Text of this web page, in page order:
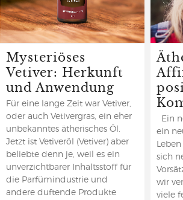
Mysteriöses
Vetiver: Herkunft
und Anwendung
Für eine lange Zeit war Vetiver,
oder auch Vetivergras, ein eher
unbekanntes ätherisches Öl.
Jetzt ist Vetiveröl (Vetiver) aber
beliebte denn je, weil es ein
unverzichtbarer Inhaltsstoff für
die Parfümindustrie und
andere duftende Produkte
Ein
ein
sich
wir
viele